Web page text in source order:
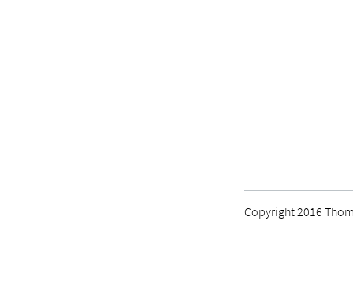
Copyright 2016